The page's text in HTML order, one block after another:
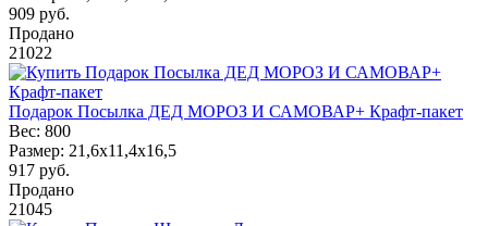
909 руб.
Продано
21022
Подарок Посылка ДЕД МОРОЗ И САМОВАР+ Крафт-пакет
Вес: 800
Размер: 21,6х11,4х16,5
917 руб.
Продано
21045